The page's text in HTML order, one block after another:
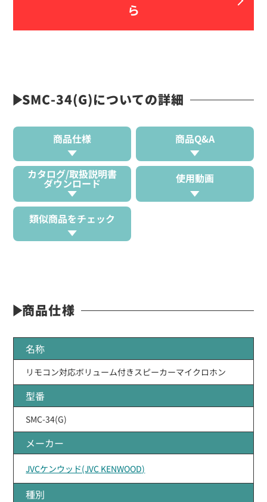
ら
SMC-34(G)についての詳細
商品仕様 商品Q&A
カタログ/取扱説明書
ダウンロード 使用動画
類似商品をチェック
商品仕様
名称
リモコン対応ボリューム付きスピーカーマイクロホン
型番
SMC-34(G)
メーカー
JVCケンウッド(JVC KENWOOD)
種別